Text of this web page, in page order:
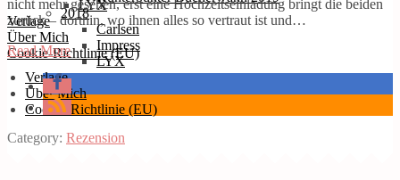
LYX
Verlage
Über Mich
Cookie-Richtlinie (EU)
2018
Carlsen
Impress
LYX
Verlage
Über Mich
Cookie-Richtlinie (EU)
nicht mehr gesehen, erst eine Hochzeitseinladung bringt die beiden
zurück – dorthin, wo ihnen alles so vertraut ist und…
Read More
Category: Rezension